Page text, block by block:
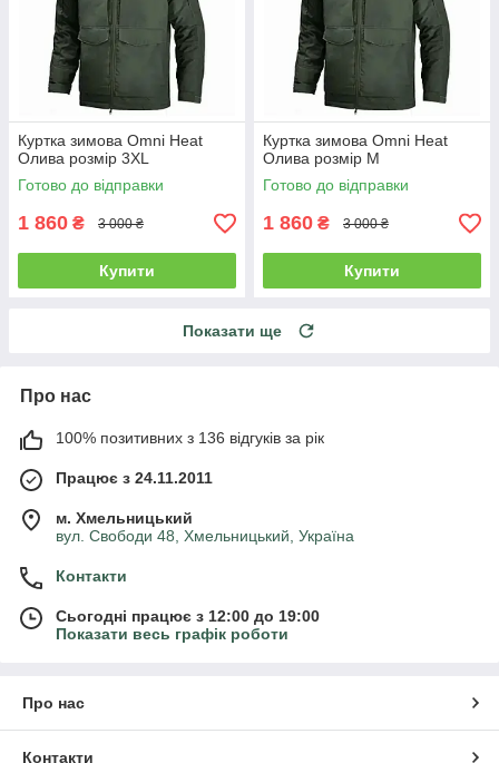
Куртка зимова Omni Heat
Олива розмір 3XL
Готово до відправки
1 860 ₴ 3 000 ₴
Купити
Куртка зимова Omni Heat
Олива розмір M
Готово до відправки
1 860 ₴ 3 000 ₴
Купити
Показати ще
Про нас
100% позитивних з 136 відгуків за рік
Працює з 24.11.2011
м. Хмельницький
вул. Свободи 48, Хмельницький, Україна
Контакти
Сьогодні працює з 12:00 до 19:00
Показати весь графік роботи
Про нас
Контакти